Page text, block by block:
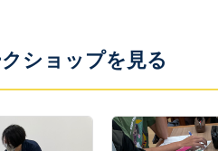
ショップを見る